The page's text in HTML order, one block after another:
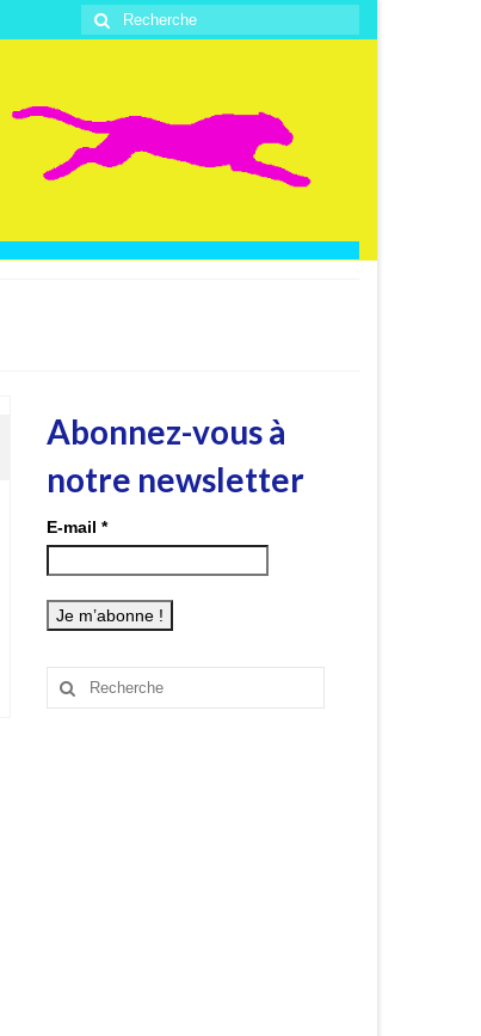
Rechercher
:
Abonnez-vous à
notre newsletter
E-mail *
Rechercher